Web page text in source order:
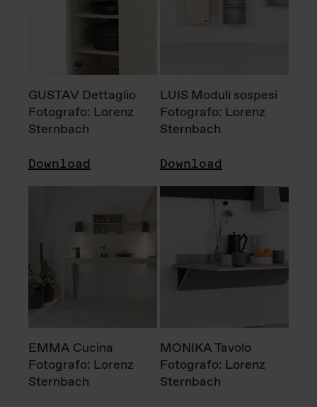
GUSTAV Dettaglio
Fotografo: Lorenz
Sternbach
Download
LUIS Moduli sospesi
Fotografo: Lorenz
Sternbach
Download
EMMA Cucina
Fotografo: Lorenz
Sternbach
MONIKA Tavolo
Fotografo: Lorenz
Sternbach